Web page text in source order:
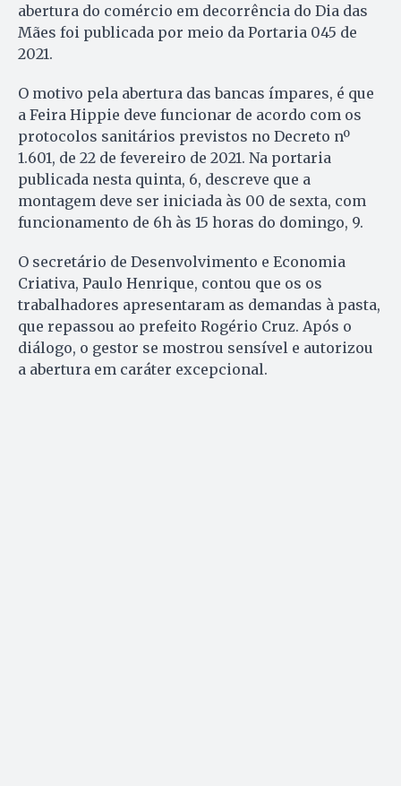
abertura do comércio em decorrência do Dia das
Mães foi publicada por meio da Portaria 045 de
2021.
O motivo pela abertura das bancas ímpares, é que
a Feira Hippie deve funcionar de acordo com os
protocolos sanitários previstos no Decreto nº
1.601, de 22 de fevereiro de 2021. Na portaria
publicada nesta quinta, 6, descreve que a
montagem deve ser iniciada às 00 de sexta, com
funcionamento de 6h às 15 horas do domingo, 9.
O secretário de Desenvolvimento e Economia
Criativa, Paulo Henrique, contou que os os
trabalhadores apresentaram as demandas à pasta,
que repassou ao prefeito Rogério Cruz. Após o
diálogo, o gestor se mostrou sensível e autorizou
a abertura em caráter excepcional.